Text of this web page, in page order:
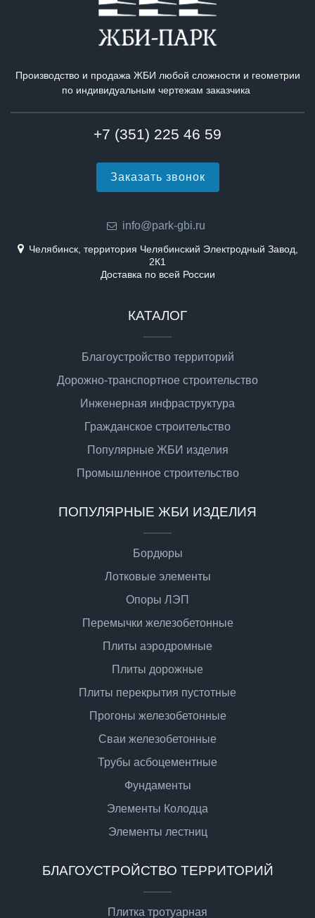
Производство и продажа ЖБИ любой сложности и геометрии
по индивидуальным чертежам заказчика
+7 (351) 225 46 59
Заказать звонок
info@park-gbi.ru
Челябинск, территория Челябинский Электродный Завод,
2К1
Доставка по всей России
КАТАЛОГ
Благоустройство территорий
Дорожно-транспортное строительство
Инженерная инфраструктура
Гражданское строительство
Популярные ЖБИ изделия
Промышленное строительство
ПОПУЛЯРНЫЕ ЖБИ ИЗДЕЛИЯ
Бордюры
Лотковые элементы
Опоры ЛЭП
Перемычки железобетонные
Плиты аэродромные
Плиты дорожные
Плиты перекрытия пустотные
Прогоны железобетонные
Сваи железобетонные
Трубы асбоцементные
Фундаменты
Элементы Колодца
Элементы лестниц
БЛАГОУСТРОЙСТВО ТЕРРИТОРИЙ
Плитка тротуарная